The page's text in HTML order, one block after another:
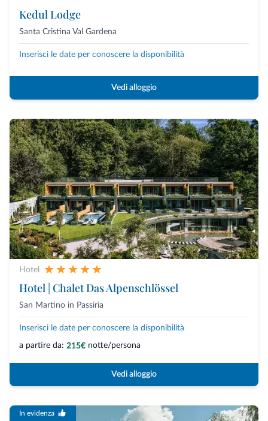
Kedul Lodge
Santa Cristina Val Gardena
Inserisci le date per conoscere la disponibilità
Vedi alloggio
Hotel
Hotel | Chalet Das Alpenschlössel
San Martino in Passiria
Inserisci le date per conoscere la disponibilità
a partire da: 215€ notte/persona
Vedi alloggio
In evidenza